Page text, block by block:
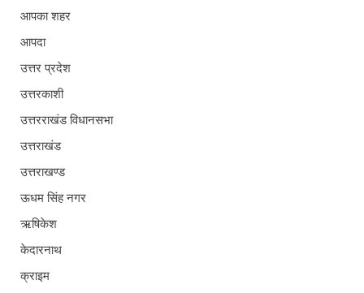
आपका शहर
आपदा
उत्तर प्रदेश
उत्तरकाशी
उत्तरराखंड विधानसभा
उत्तराखंड
उत्तराखण्ड
ऊधम सिंह नगर
ऋषिकेश
केदारनाथ
क्राइम